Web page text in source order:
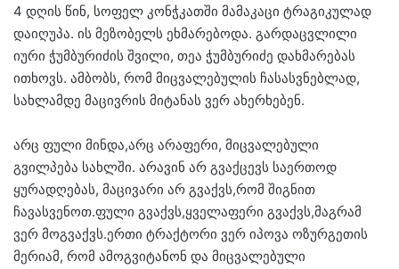
4 დღის წინ, სოფელ კონჭკათში მამაკაცი ტრაგიკულად
დაიღუპა. ის მეზობელს ეხმარებოდა. გარდაცვლილი
იური ჭუმბურიძის შვილი, თეა ჭუმბურიძე დახმარებას
ითხოვს. ამბობს, რომ მიცვალებულის ჩასასვნებლად,
სახლამდე მაცივრის მიტანას ვერ ახერხებენ.
არც ფული მინდა,არც არაფერი, მიცვალებული
გვილპება სახლში. არავინ არ გვაქცევს საერთოდ
ყურადღებას, მაცივარი არ გვაქვს,რომ შიგნით
ჩავასვენოთ.ფული გვაქვს,ყველაფერი გვაქვს,მაგრამ
ვერ მოგვაქვს.ერთი ტრაქტორი ვერ იპოვა ოზურგეთის
მერიამ, რომ ამოგვიტანონ და მიცვალებული